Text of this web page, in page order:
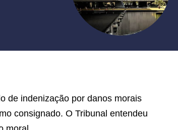
de indenização por danos morais
consignado. O Tribunal entendeu